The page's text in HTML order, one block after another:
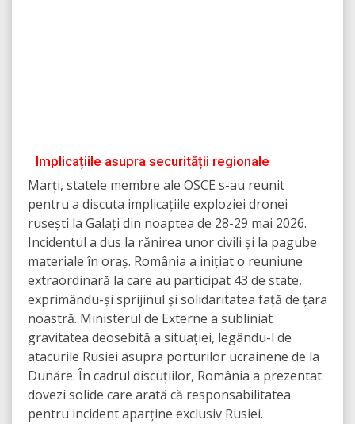
Implicațiile asupra securității regionale
Marți, statele membre ale OSCE s-au reunit
pentru a discuta implicațiile exploziei dronei
rusești la Galați din noaptea de 28-29 mai 2026.
Incidentul a dus la rănirea unor civili și la pagube
materiale în oraș. România a inițiat o reuniune
extraordinară la care au participat 43 de state,
exprimându-și sprijinul și solidaritatea față de țara
noastră. Ministerul de Externe a subliniat
gravitatea deosebită a situației, legându-l de
atacurile Rusiei asupra porturilor ucrainene de la
Dunăre. În cadrul discuțiilor, România a prezentat
dovezi solide care arată că responsabilitatea
pentru incident aparține exclusiv Rusiei.